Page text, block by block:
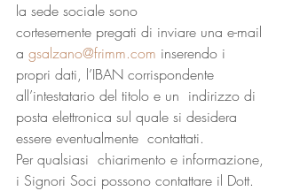
la sede sociale sono
cortesemente pregati di inviare una e-mail
a gsalzano@frimm.com inserendo i
propri dati, l’IBAN corrispondente
all’intestatario del titolo e un  indirizzo di
posta elettronica sul quale si desidera
essere eventualmente  contattati.
Per qualsiasi  chiarimento e informazione,
i Signori Soci possono contattare il Dott.